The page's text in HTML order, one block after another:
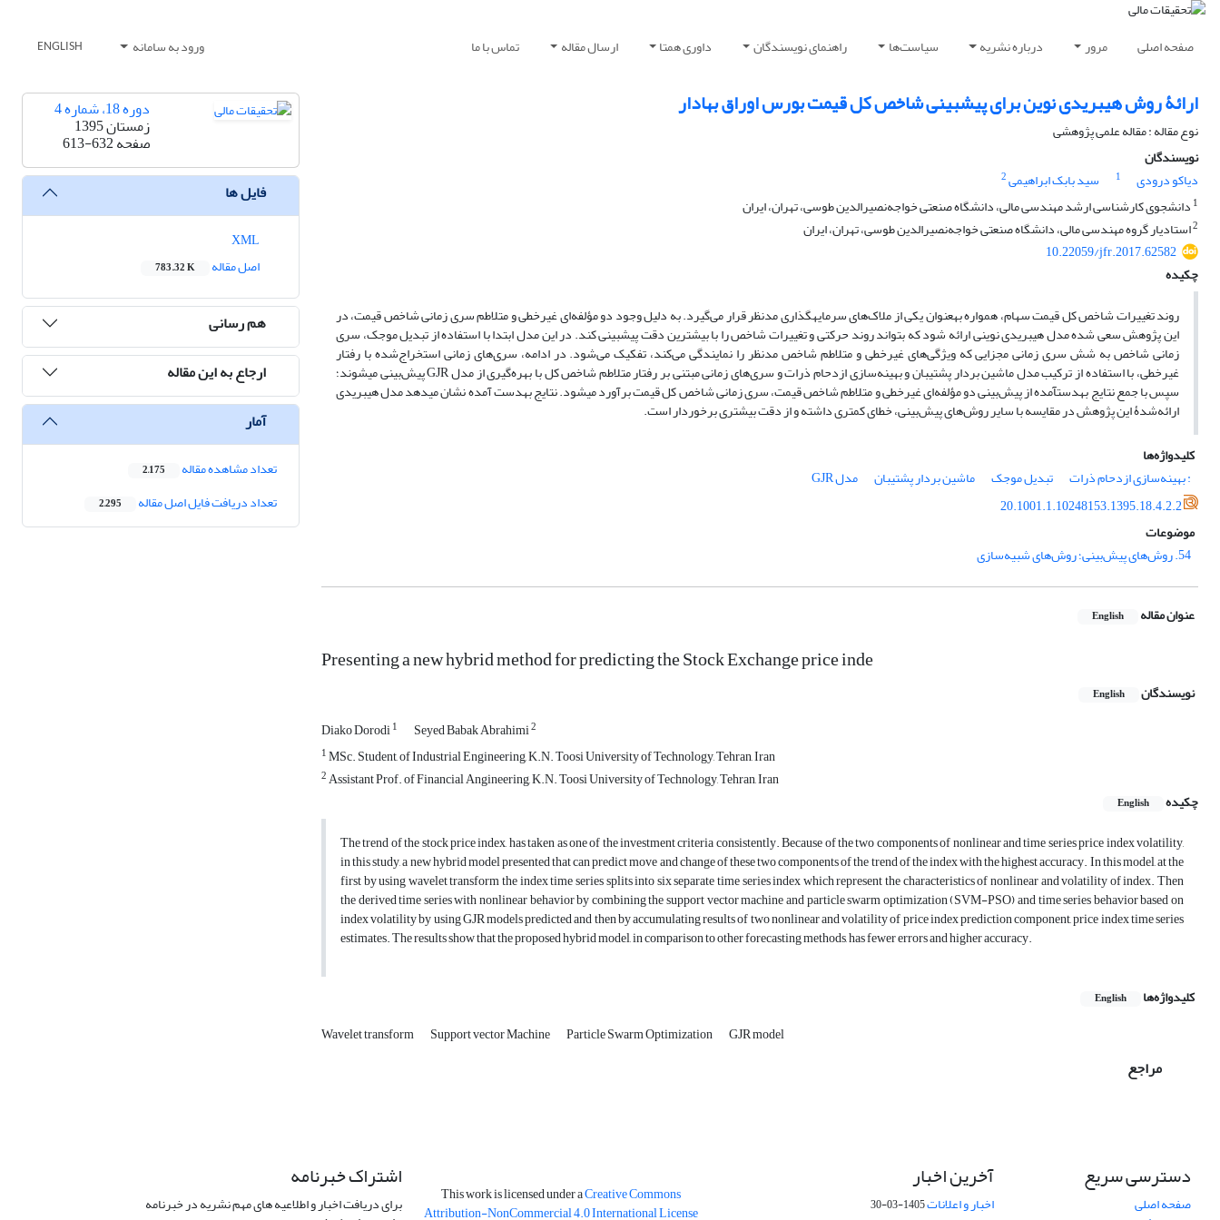
صفحه اصلی مرور درباره نشریه سیاست‌ها راهنمای نویسندگان داوری همتا ارسال مقاله تماس با ما ورود به سامانه ENGLISH
ارائۀ روش هیبریدی نوین برای پیش‎بینی شاخص کل قیمت بورس اوراق بهادار
نوع مقاله : مقاله علمی پژوهشی
نویسندگان
دیاکو درودی
1 سید بابک ابراهیمی2
1 دانشجوی کارشناسی ارشد مهندسی مالی، دانشگاه صنعتی خواجه‌نصیرالدین طوسی، تهران، ایران
2استادیار گروه مهندسی مالی، دانشگاه صنعتی خواجه‌نصیرالدین طوسی، تهران، ایران
10.22059/jfr.2017.62582
چکیده
روند تغییرات شاخص کل قیمت سهام، همواره به‎عنوان یکی از ملاک‌های سرمایه‎گذاری مدنظر قرار می‌گیرد. به دلیل وجود دو مؤلفه‌ای غیرخطی و متلاطم سری زمانی شاخص قیمت، در
این پژوهش سعی شده مدل هیبریدی نوینی ارائه شود که بتواند روند حرکتی و تغییرات شاخص را با بیشترین دقت پیش­بینی کند. در این مدل ابتدا با استفاده از تبدیل موجک، سری
زمانی شاخص به شش سری زمانی مجزایی که ویژگی‌های غیرخطی و متلاطم شاخص مدنظر را نمایندگی می‌کند، تفکیک می‌‎شود. در ادامه، سری‌های زمانی استخراج‌شده با رفتار
غیرخطی، با استفاده از ترکیب مدل‌ ماشین بردار پشتیبان و بهینه‌سازی ازدحام ذرات و سری‌های زمانی مبتنی بر رفتار متلاطم شاخص کل با بهره‌گیری از مدل GJR پیش‌بینی‌ می‎شوند؛
سپس با جمع نتایج به‎دست‎آمده از پیش‌بینی­ دو مؤلفه‌ای غیر­خطی و متلاطم شاخص قیمت، سری زمانی شاخص کل قیمت برآورد می‎شود. نتایج به‎دست آمده نشان می­دهد مدل هیبریدی
ارائه‌شدۀ این پژوهش در مقایسه با سایر روش‌های پیش‌بینی، خطای کمتری داشته و از دقت بیشتری برخوردار است.
کلیدواژه‌ها
: بهینه‌سازی ازدحام ذرات
تبدیل موجک ماشین بردار پشتیبان
مدل GJR
20.1001.1.10248153.1395.18.4.2.2
موضوعات
54. روش‌های پیش‌بینی؛ روش‌های شبیه‌سازی
عنوان مقاله English
Presenting a new hybrid method for predicting the Stock Exchange price inde
نویسندگان English
Diako Dorodi1 Seyed Babak Abrahimi2
1MSc. Student, of Industrial Engineering, K.N. Toosi University of Technology, Tehran, Iran
2Assistant Prof. of Financial Angineering, K.N. Toosi University of Technology, Tehran, Iran
چکیده
English
The trend of the stock price index, has taken as one of the investment criteria consistently. Because of the two components of nonlinear and time series price index volatility,
in this study, a new hybrid model presented that can predict move and change of these two components of the trend of the index with the highest accuracy. In this model, at the
first by using wavelet transform the index time series splits into six separate time series index which represent the characteristics of nonlinear and volatility of index. Then
the derived time series with nonlinear behavior by combining the support vector machine and particle swarm optimization (SVM-PSO) and time series behavior based on
index volatility by using GJR models predicted and then by accumulating results of two nonlinear and volatility of price index prediction component, price index time series
estimates. The results show that the proposed hybrid model, in comparison to other forecasting methods, has fewer errors and higher accuracy.
کلیدواژه‌ها English
Wavelet transform Support vector Machine Particle Swarm Optimization GJR model
مراجع
دوره 18، شماره 4
زمستان 1395
صفحه613-632
فایل ها
اصل مقاله
783.32 K
هم رسانی
ارجاع به این مقاله
آمار
تعداد مشاهده مقاله 2,175
تعداد دریافت فایل اصل مقاله 2,295
دسترسی سریع
صفحه اصلی
آخرین اخبار
اخبار و اعلانات1405-03-30
This work is licensed under aCreative Commons
Attribution-NonCommercial 4.0 International License
اشتراک خبرنامه
برای دریافت اخبار و اطلاعیه های مهم نشریه در خبرنامه